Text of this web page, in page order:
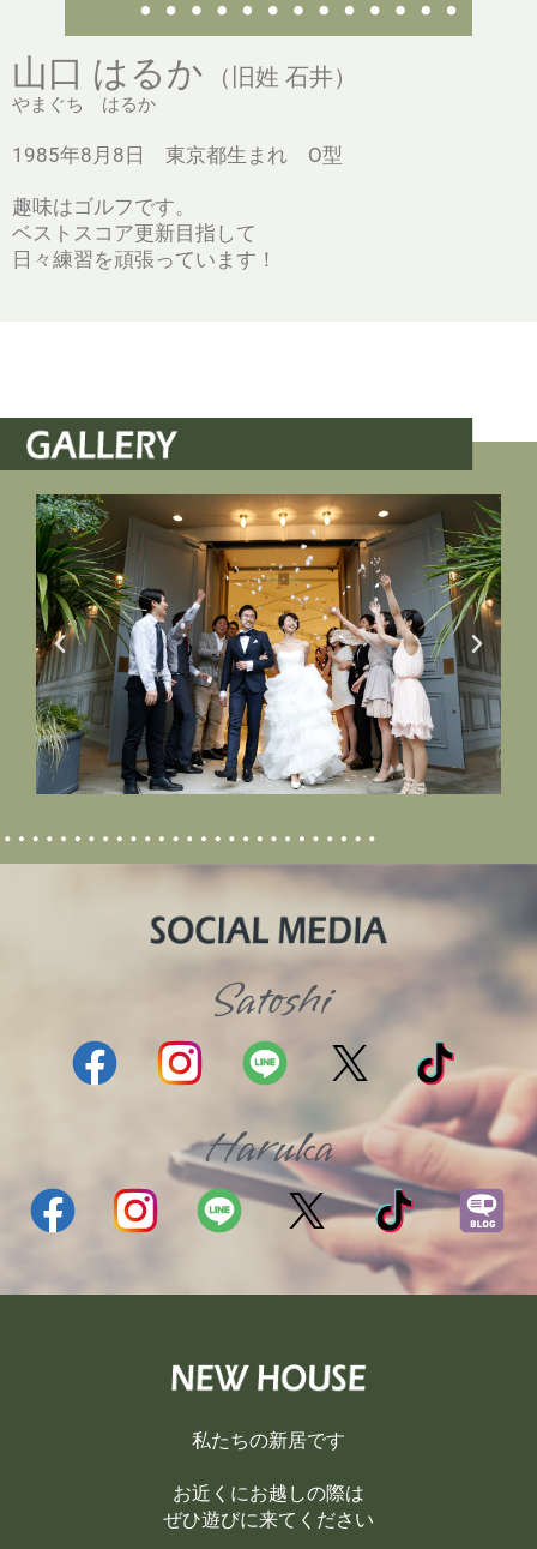
山口 はるか （旧姓 石井）
やまぐち はるか
1985年8月8日 東京都生まれ O型
趣味はゴルフです。
ベストスコア更新目指して
日々練習を頑張っています！
Satoshi
Haruka
私たちの新居です
お近くにお越しの際は
ぜひ遊びに来てください